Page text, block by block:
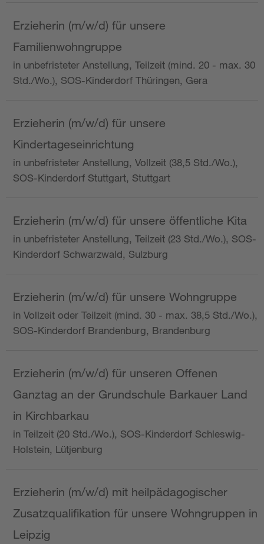
Erzieherin (m/w/d) für unsere
Familienwohngruppe
in unbefristeter Anstellung, Teilzeit (mind. 20 - max. 30
Std./Wo.), SOS-Kinderdorf Thüringen, Gera
Erzieherin (m/w/d) für unsere
Kindertageseinrichtung
in unbefristeter Anstellung, Vollzeit (38,5 Std./Wo.),
SOS-Kinderdorf Stuttgart, Stuttgart
Erzieherin (m/w/d) für unsere öffentliche Kita
in unbefristeter Anstellung, Teilzeit (23 Std./Wo.), SOS-
Kinderdorf Schwarzwald, Sulzburg
Erzieherin (m/w/d) für unsere Wohngruppe
in Vollzeit oder Teilzeit (mind. 30 - max. 38,5 Std./Wo.),
SOS-Kinderdorf Brandenburg, Brandenburg
Erzieherin (m/w/d) für unseren Offenen
Ganztag an der Grundschule Barkauer Land
in Kirchbarkau
in Teilzeit (20 Std./Wo.), SOS-Kinderdorf Schleswig-
Holstein, Lütjenburg
Erzieherin (m/w/d) mit heilpädagogischer
Zusatzqualifikation für unsere Wohngruppen in
Leipzig